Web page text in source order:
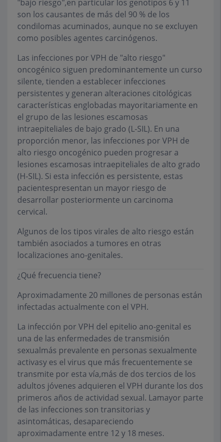
"bajo riesgo",en particular los genotipos 6 y 11
son los causantes de más del 90 % de los
condilomas acuminados, aunque no se excluyen
como posibles agentes carcinógenos.
Las infecciones por VPH de "alto riesgo"
oncogénico siguen predominantemente un curso
silente, tienden a establecer infecciones
persistentes y generan alteraciones citológicas
características englobadas mayoritariamente en
el grupo de las lesiones escamosas
intraepiteliales de bajo grado (L-SIL). En una
proporción menor, las infecciones por VPH de
alto riesgo oncogénico pueden progresar a
lesiones escamosas intraepiteliales de alto grado
(H-SIL). Si esta infección es persistente, estas
pacientespresentan un mayor riesgo de
desarrollar posteriormente un carcinoma
cervical.
Algunos de los tipos virales de alto riesgo están
también asociados a tumores en otras
localizaciones ano-genitales.
¿Qué frecuencia tiene?
Aproximadamente 20 millones de personas están
infectadas actualmente con el VPH.
La infección por VPH del epitelio ano-genital es
una de las enfermedades de transmisión
sexualmás prevalente en personas sexualmente
activasy es el virus que más frecuentemente se
transmite por esta vía,más de dos tercios de los
adultos jóvenes adquieren el VPH durante los dos
primeros años de actividad sexual. Lamayor parte
de las infecciones son transitorias y
asintomáticas, desapareciendo
aproximadamente entre 12 y 18 meses.